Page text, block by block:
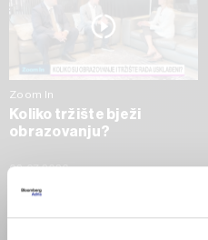
Zoom In
Koliko tržište bježi
obrazovanju?
02.07.2026
SVE VIJESTI IZ RUBRIKE ZOOM IN